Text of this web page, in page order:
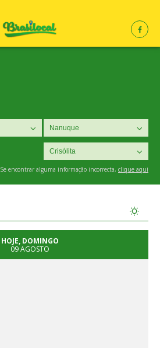
Se encontrar alguma informação incorrecta, clique aqui
HOJE, DOMINGO
09 AGOSTO